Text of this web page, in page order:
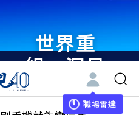
世界重
組・洞見
未來 與
職場雷達